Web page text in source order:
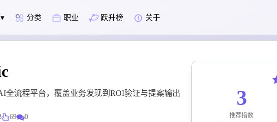
分类 职业 跃升榜 关于
全流程平台，覆盖业务发现到ROI验证与提案输出
69 0
3
推荐指数